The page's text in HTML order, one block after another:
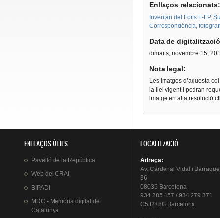
Enllaços
Inventari del Fons F-FP,
Correspondència,
Data de
dimarts, novembre 15,
Nota legal:
Les imatges d’aquesta
la llei vigent i podran
imatge en alta resolució
ENLLAÇOS ÚTILS
Pavelló de la República
Web del CRAI
BIPADI
MDC - Memòria digital de
Catalunya
LOCALITZACIÓ
Adreça:
Av. Cardenal Vidal i
36
08035 Barcelona
934 285 457 / 934 279 371
C5J2+8G Barcelona